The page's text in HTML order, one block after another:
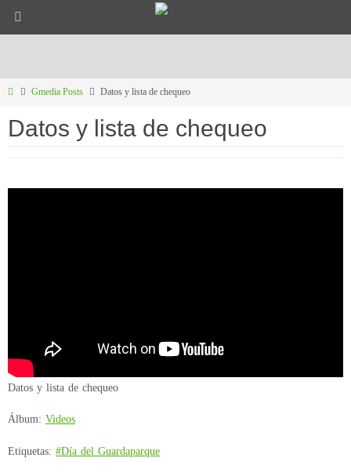
InicioGmedia Posts Datos y lista de chequeo
Datos y lista de chequeo
Datos y lista de chequeo
Álbum: Videos
Etiquetas: #Día del Guardaparque